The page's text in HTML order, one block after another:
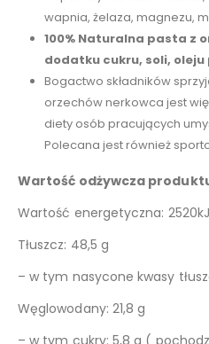
wapnia, żelaza, magnezu,
100% Naturalna pasta z
dodatku cukru, soli, oleju
Bogactwo składników
orzechów nerkowca jest
diety osób pracujących
Polecana jest również
Wartość odżywcza
Wartość energetyczna:
Tłuszcz: 48,5 g
– w tym nasycone kwasy
Węglowodany: 21,8 g